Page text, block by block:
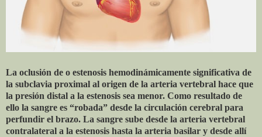
La oclusión de o estenosis hemodinámicamente significativa de
la subclavia proximal al origen de la arteria vertebral hace que
la presión distal a la estenosis sea menor. Como resultado de
ello la sangre es “robada” desde la circulación cerebral para
perfundir el brazo. La sangre sube desde la arteria vertebral
contralateral a la estenosis hasta la arteria basilar y desde allí